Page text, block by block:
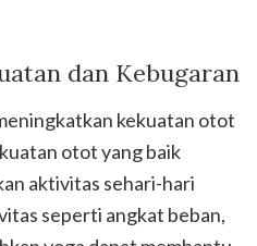
dan Kebugaran
kekuatan otot
otot yang baik
aktivitas sehari-hari
seperti angkat beban,